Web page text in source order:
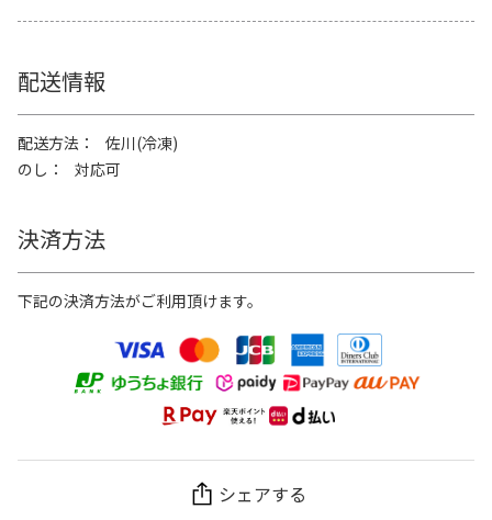
配送情報
配送方法
佐川(冷凍)
のし
対応可
決済方法
下記の決済方法がご利用頂けます。
シェアする